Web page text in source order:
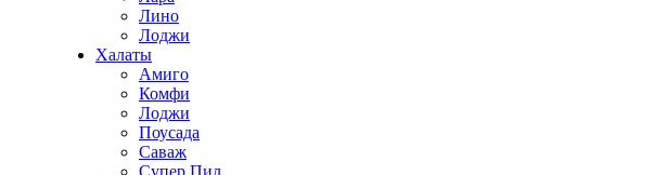
Лино
Лоджи
Халаты
Амиго
Комфи
Лоджи
Поусада
Саваж
Супер Пил